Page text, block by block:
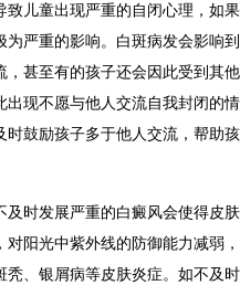
童出现严重的自闭心理，如果
为严重的影响。白斑病发会影响
，甚至有的孩子还会因此受到其
出现不愿与他人交流自我封闭的
鼓励孩子多于他人交流，帮助孩
发展严重的白癜风会使得皮肤
对阳光中紫外线的防御能力减弱
秃、银屑病等皮肤炎症。如不及